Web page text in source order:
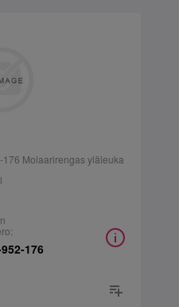
Molaarirengas yläleuka
176